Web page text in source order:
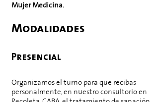
Mujer Medicina.
Modalidades
Presencial
Organizamos el turno para que recibas
personalmente, en nuestro consultorio en